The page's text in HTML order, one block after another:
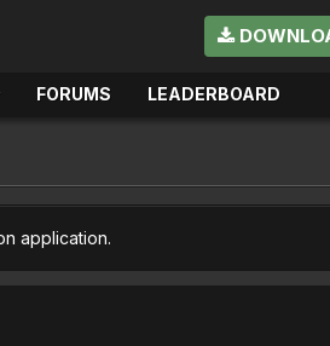
FORUMS LEADERBOARD
application.